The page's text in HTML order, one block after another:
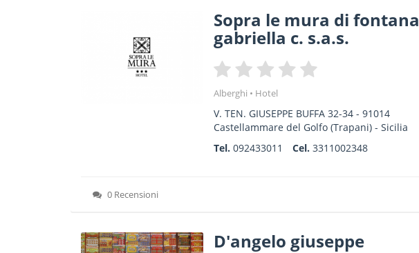
Sopra le mura di fontana
gabriella c. s.a.s.
Alberghi Hotel
V. TEN. GIUSEPPE BUFFA 32-34 -91014
Castellammare del Golfo (Trapani) -Sicilia
Tel.092433011 Cel.3311002348
0 Recensioni
D'angelo giuseppe